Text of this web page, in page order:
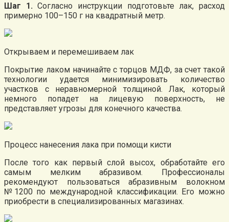
Шаг 1.Согласно инструкции подготовьте лак, расход
примерно 100–150 г на квадратный метр.
Открываем и перемешиваем лак
Покрытие лаком начинайте с торцов МДФ, за счет такой
технологии удается минимизировать количество
участков с неравномерной толщиной. Лак, который
немного попадет на лицевую поверхность, не
представляет угрозы для конечного качества.
Процесс нанесения лака при помощи кисти
После того как первый слой высох, обработайте его
самым мелким абразивом. Профессионалы
рекомендуют пользоваться абразивным волокном
№1200 по международной классификации. Его можно
приобрести в специализированных магазинах.